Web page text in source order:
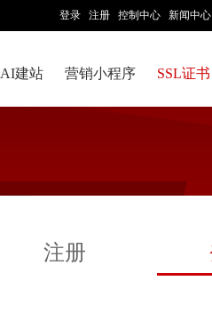
登录 注册 控制中心 新闻中心
AI建站 营销小程序 SSL证书
注册